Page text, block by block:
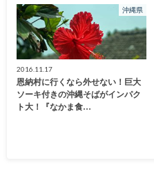
沖縄県
2016.11.17
恩納村に行くなら外せない！巨大
ソーキ付きの沖縄そばがインパク
ト大！『なかま食…